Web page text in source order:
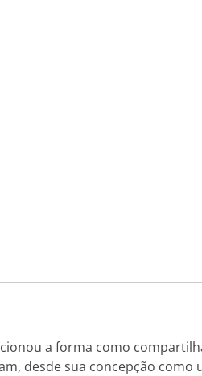
a forma como
desde sua concepção